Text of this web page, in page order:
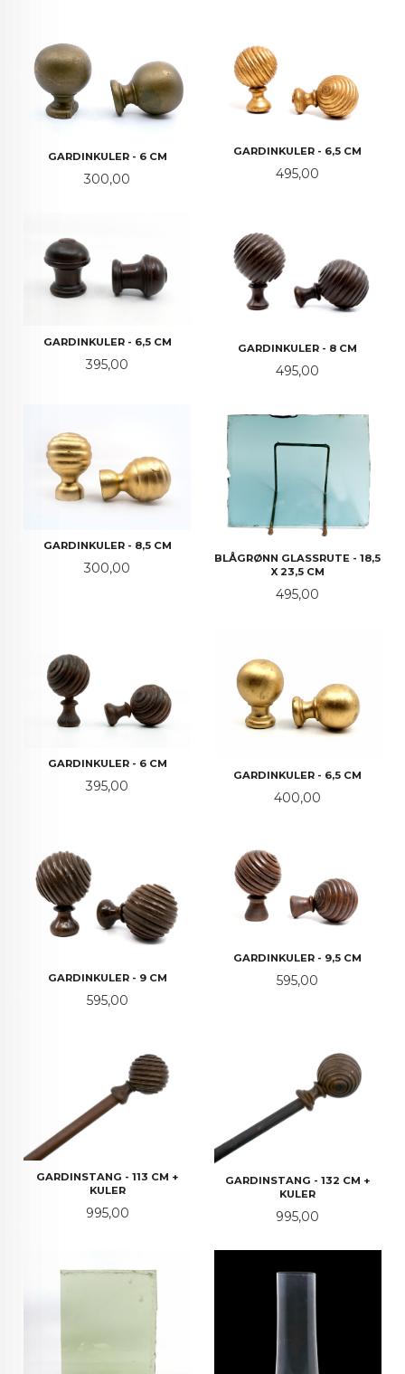
GARDINKULER - 6 CM
Pris
300,00
GARDINKULER - 6,5 CM
Pris
495,00
GARDINKULER - 6,5 CM
Pris
395,00
GARDINKULER - 8 CM
Pris
495,00
GARDINKULER - 8,5 CM
Pris
300,00
BLÅGRØNN GLASSRUTE - 18,5
X 23,5 CM
Pris
495,00
GARDINKULER - 6 CM
Pris
395,00
GARDINKULER - 6,5 CM
Pris
400,00
GARDINKULER - 9 CM
Pris
595,00
GARDINKULER - 9,5 CM
Pris
595,00
GARDINSTANG - 113 CM +
KULER
Pris
995,00
GARDINSTANG - 132 CM +
KULER
Pris
995,00